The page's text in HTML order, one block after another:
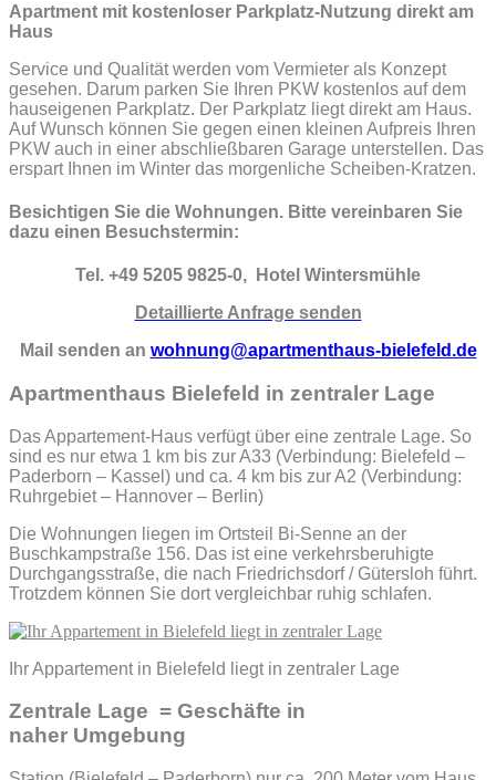
Apartment mit kostenloser Parkplatz-Nutzung direkt am
Haus
Service und Qualität werden vom Vermieter als Konzept
gesehen. Darum parken Sie Ihren PKW kostenlos auf dem
hauseigenen Parkplatz. Der Parkplatz liegt direkt am Haus.
Auf Wunsch können Sie gegen einen kleinen Aufpreis Ihren
PKW auch in einer abschließbaren Garage unterstellen. Das
erspart Ihnen im Winter das morgenliche Scheiben-Kratzen.
Besichtigen Sie die Wohnungen. Bitte vereinbaren Sie
dazu einen Besuchstermin:
Tel. +49 5205 9825-0, Hotel Wintersmühle
Detaillierte Anfrage senden
Mail senden an wohnung@apartmenthaus-bielefeld.de
Apartmenthaus Bielefeld in zentraler Lage
Das Appartement-Haus verfügt über eine zentrale Lage. So
sind es nur etwa 1 km bis zur A33 (Verbindung: Bielefeld –
Paderborn – Kassel) und ca. 4 km bis zur A2 (Verbindung:
Ruhrgebiet – Hannover – Berlin)
Die Wohnungen liegen im Ortsteil Bi-Senne an der
Buschkampstraße 156. Das ist eine verkehrsberuhigte
Durchgangsstraße, die nach Friedrichsdorf / Gütersloh führt.
Trotzdem können Sie dort vergleichbar ruhig schlafen.
Ihr Appartement in Bielefeld liegt in zentraler Lage
Zentrale Lage = Geschäfte in
naher Umgebung